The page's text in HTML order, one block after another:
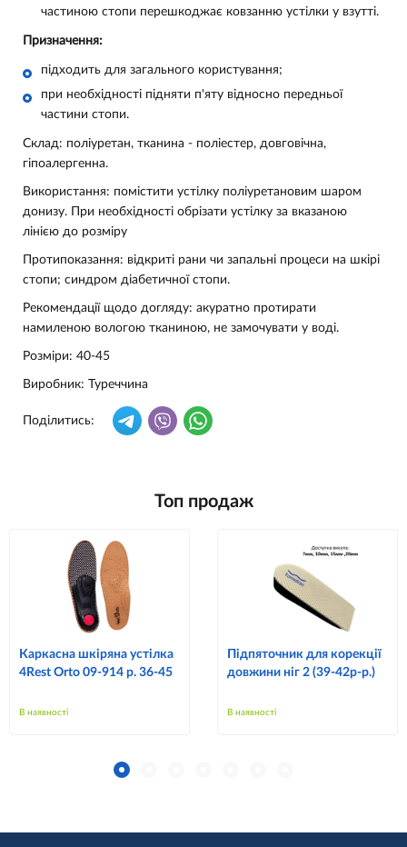
частиною стопи перешкоджає ковзанню устілки у взутті.
Призначення:
підходить для загального користування;
при необхідності підняти п'яту відносно передньої
частини стопи.
Склад: поліуретан, тканина - поліестер, довговічна,
гіпоалергенна.
Використання: помістити устілку поліуретановим шаром
донизу. При необхідності обрізати устілку за вказаною
лінією до розміру
Протипоказання: відкриті рани чи запальні процеси на шкірі
стопи; синдром діабетичної стопи.
Рекомендації щодо догляду: акуратно протирати
намиленою вологою тканиною, не замочувати у воді.
Розміри: 40-45
Виробник: Туреччина
Поділитись:
Топ продаж
Каркасна шкіряна устілка
4Rest Orto 09-914 р. 36-45
В наявності
Підпяточник для корекції
довжини ніг 2 (39-42р-р.)
В наявності